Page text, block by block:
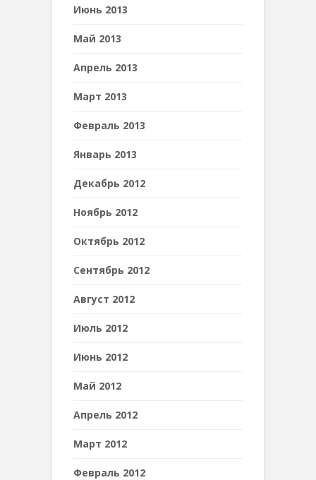
Июнь 2013
Май 2013
Апрель 2013
Март 2013
Февраль 2013
Январь 2013
Декабрь 2012
Ноябрь 2012
Октябрь 2012
Сентябрь 2012
Август 2012
Июль 2012
Июнь 2012
Май 2012
Апрель 2012
Март 2012
Февраль 2012